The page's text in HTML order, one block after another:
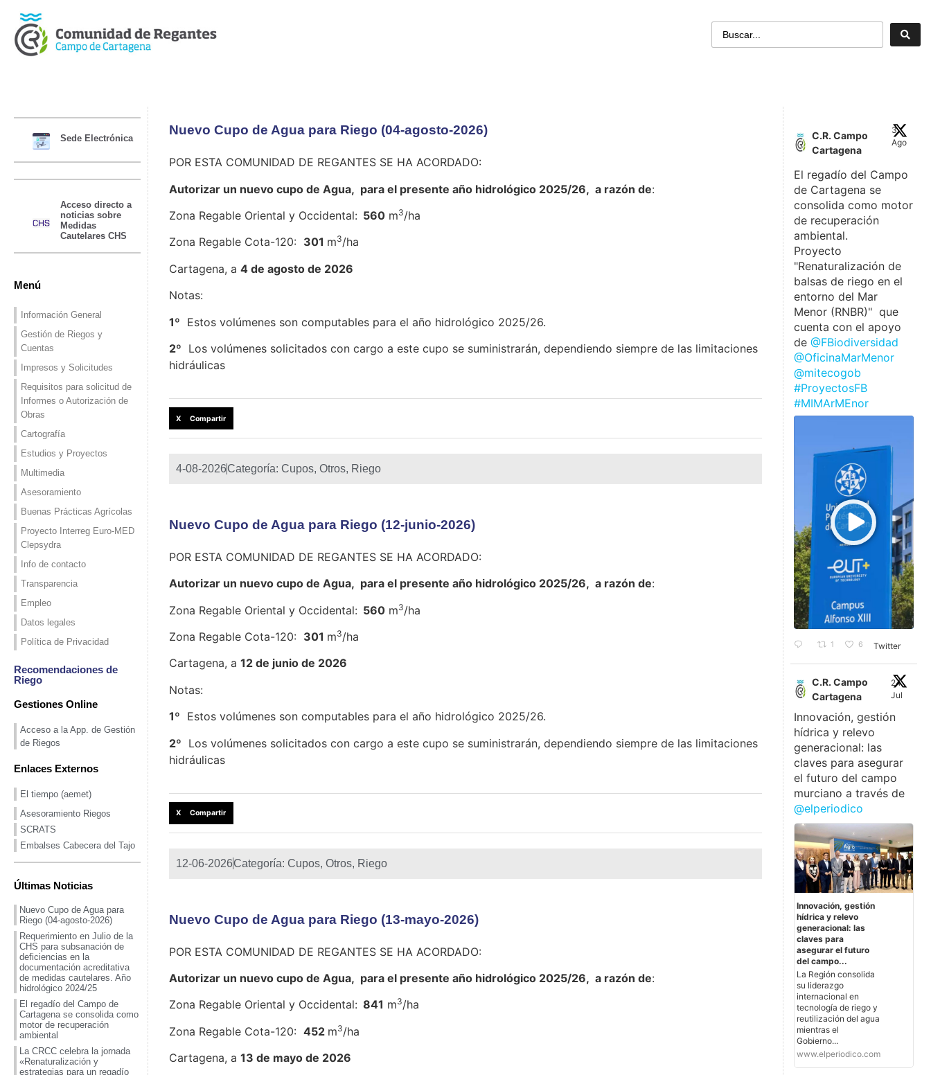
Sede Electrónica
Acceso directo a
noticias sobre
Medidas
Cautelares CHS
Menú
Información General
Gestión de Riegos y
Cuentas
Impresos y Solicitudes
Requisitos para solicitud de
Informes o Autorización de
Obras
Cartografía
Estudios y Proyectos
Multimedia
Asesoramiento
Buenas Prácticas Agrícolas
Proyecto Interreg Euro-MED
Clepsydra
Info de contacto
Transparencia
Empleo
Datos legales
Política de Privacidad
Recomendaciones de
Riego
Gestiones Online
Acceso a la App. de Gestión
de Riegos
Enlaces Externos
El tiempo (aemet)
Asesoramiento Riegos
SCRATS
Embalses Cabecera del Tajo
Últimas Noticias
Nuevo Cupo de Agua para
Riego (04-agosto-2026)
Requerimiento en Julio de la
CHS para subsanación de
deficiencias en la
documentación acreditativa
de medidas cautelares. Año
hidrológico 2024/25
El regadío del Campo de
Cartagena se consolida como
motor de recuperación
ambiental
La CRCC celebra la jornada
«Renaturalización y
estrategias para un regadío
Nuevo Cupo de Agua para Riego (04-agosto-2026)
POR ESTA COMUNIDAD DE REGANTES SE HA ACORDADO:
Autorizar un nuevo cupo de Agua, para el presente año hidrológico 2025/26, a razón de:
Zona Regable Oriental y Occidental: 560m3/ha
Zona Regable Cota-120: 301 m3/ha
Cartagena, a 4 de agosto de 2026
Notas:
1º Estos volúmenes son computables para el año hidrológico 2025/26.
2º Los volúmenes solicitados con cargo a este cupo se suministrarán, dependiendo siempre de las limitaciones
hidráulicas
X Compartir
4-08-2026Categoría: Cupos, Otros, Riego
Nuevo Cupo de Agua para Riego (12-junio-2026)
POR ESTA COMUNIDAD DE REGANTES SE HA ACORDADO:
Autorizar un nuevo cupo de Agua, para el presente año hidrológico 2025/26, a razón de:
Zona Regable Oriental y Occidental: 560m3/ha
Zona Regable Cota-120: 301 m3/ha
Cartagena, a 12 de junio de 2026
Notas:
1º Estos volúmenes son computables para el año hidrológico 2025/26.
2º Los volúmenes solicitados con cargo a este cupo se suministrarán, dependiendo siempre de las limitaciones
hidráulicas
X Compartir
12-06-2026Categoría: Cupos, Otros, Riego
Nuevo Cupo de Agua para Riego (13-mayo-2026)
POR ESTA COMUNIDAD DE REGANTES SE HA ACORDADO:
Autorizar un nuevo cupo de Agua, para el presente año hidrológico 2025/26, a razón de:
Zona Regable Oriental y Occidental: 841 m3/ha
Zona Regable Cota-120: 452 m3/ha
Cartagena, a 13 de mayo de 2026
C.R. Campo
Cartagena
3
Ago
El regadío del Campo
de Cartagena se
consolida como motor
de recuperación
ambiental.
Proyecto
"Renaturalización de
balsas de riego en el
entorno del Mar
Menor (RNBR)" que
cuenta con el apoyo
de @FBiodiversidad
@OficinaMarMenor
@mitecogob
#ProyectosFB
#MIMArMEnor
1 6 Twitter
C.R. Campo
Cartagena
24
Jul
Innovación, gestión
hídrica y relevo
generacional: las
claves para asegurar
el futuro del campo
murciano a través de
@elperiodico
Innovación, gestión
hídrica y relevo
generacional: las
claves para
asegurar el futuro
del campo...
La Región consolida
su liderazgo
internacional en
tecnología de riego y
reutilización del agua
mientras el
Gobierno...
www.elperiodico.com